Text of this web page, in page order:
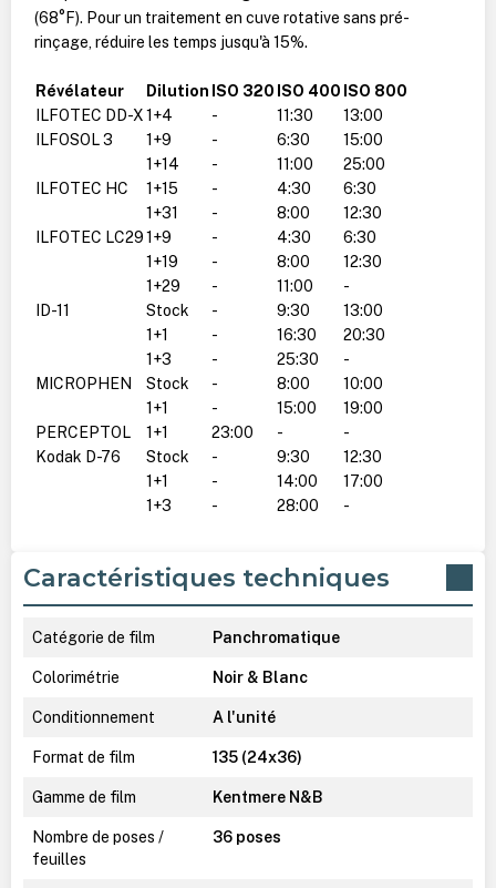
(68°F). Pour un traitement en cuve rotative sans pré-
rinçage, réduire les temps jusqu'à 15%.
Révélateur Dilution ISO 320 ISO 400 ISO 800
ILFOTEC DD-X1+4 - 11:30
13:00
ILFOSOL 3
1+9 - 6:30
15:00
1+14
- 11:00
25:00
ILFOTEC HC
1+15 - 4:30
6:30
1+31
- 8:00
12:30
ILFOTEC LC291+9 - 4:30
6:30
1+19
- 8:00
12:30
1+29
- 11:00
-
ID-11
Stock - 9:30
13:00
1+1
- 16:30
20:30
1+3
- 25:30
-
MICROPHEN
Stock - 8:00
10:00
1+1
- 15:00
19:00
PERCEPTOL
1+1 23:00 -
-
Kodak D-76
Stock - 9:30
12:30
1+1
- 14:00
17:00
1+3
- 28:00 -
Caractéristiques techniques
Catégorie de film Panchromatique
Colorimétrie Noir & Blanc
Conditionnement A l'unité
Format de film 135 (24x36)
Gamme de film Kentmere N&B
Nombre de poses /
feuilles
36 poses